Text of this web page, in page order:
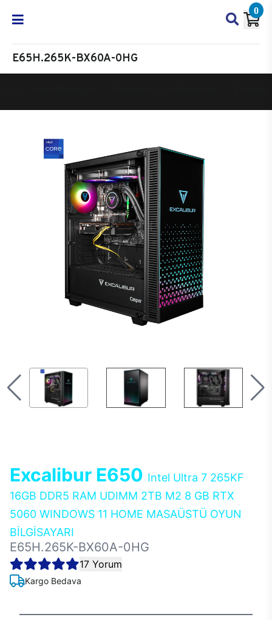
0
E65H.265K-BX60A-0HG
Excalibur E650 Intel Ultra 7 265KF
16GB DDR5 RAM UDIMM 2TB M2 8 GB RTX
5060 WINDOWS 11 HOME MASAÜSTÜ OYUN
BİLGİSAYARI
E65H.265K-BX60A-0HG
17 Yorum
Kargo Bedava